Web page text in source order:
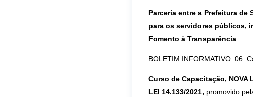
Parceria entre a Prefeitura
para os servidores públicos,
Fomento à Transparência
BOLETIM INFORMATIVO. 06.
Curso de Capacitação, NOVA
LEI 14.133/2021, promovido